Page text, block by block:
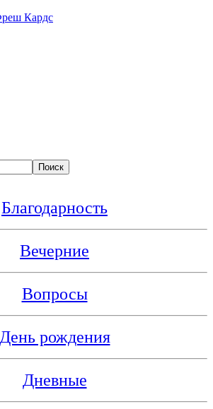
Поиск
Благодарность
Вечерние
Вопросы
День рождения
Дневные